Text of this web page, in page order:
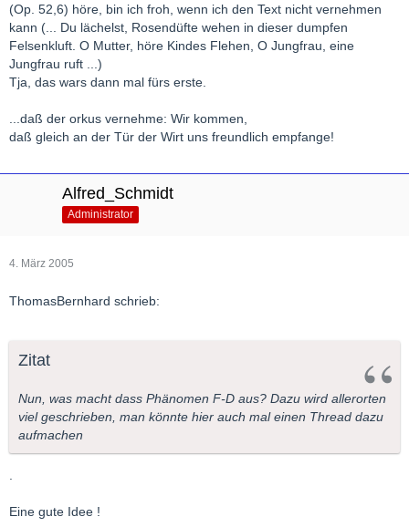
(Op. 52,6) höre, bin ich froh, wenn ich den Text nicht vernehmen
kann (... Du lächelst, Rosendüfte wehen in dieser dumpfen
Felsenkluft. O Mutter, höre Kindes Flehen, O Jungfrau, eine
Jungfrau ruft ...)
Tja, das wars dann mal fürs erste.
...daß der orkus vernehme: Wir kommen,
daß gleich an der Tür der Wirt uns freundlich empfange!
Alfred_Schmidt
Administrator
4. März 2005
ThomasBernhard schrieb:
Zitat
Nun, was macht dass Phänomen F-D aus? Dazu wird allerorten
viel geschrieben, man könnte hier auch mal einen Thread dazu
aufmachen
.
Eine gute Idee !